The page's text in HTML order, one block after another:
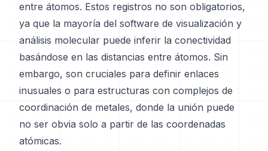
entre átomos. Estos registros no son obligatorios,
ya que la mayoría del software de visualización y
análisis molecular puede inferir la conectividad
basándose en las distancias entre átomos. Sin
embargo, son cruciales para definir enlaces
inusuales o para estructuras con complejos de
coordinación de metales, donde la unión puede
no ser obvia solo a partir de las coordenadas
atómicas.